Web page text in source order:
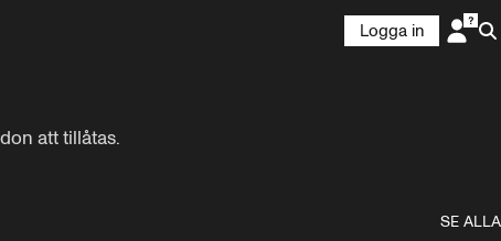
Logga in
att tillåtas.
SE ALLA